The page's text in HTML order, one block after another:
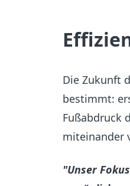
Die Zukunft
bestimmt:
Fußabdruck
miteinander
"Unser